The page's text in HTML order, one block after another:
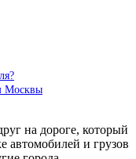
Москвы
на дороге, который
автомобилей и грузов